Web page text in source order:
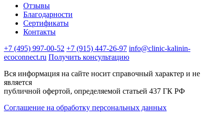
Отзывы
Благодарности
Сертификаты
Контакты
+7 (495) 997-00-52 +7 (915) 447-26-97 info@clinic-kalinin-
ecoconnect.ru Получить консультацию
Вся информация на сайте носит справочный характер и не
является
публичной офертой, определяемой статьей 437 ГК РФ
Соглашение на обработку персональных данных